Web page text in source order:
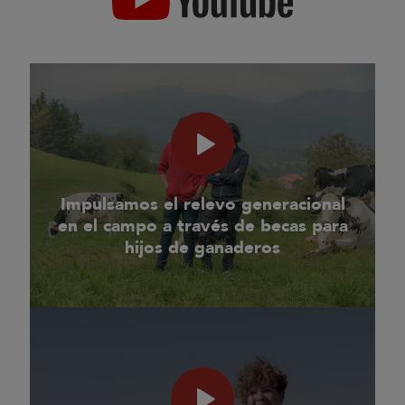
Impulsamos el relevo generacional
en el campo a través de becas para
hijos de ganaderos